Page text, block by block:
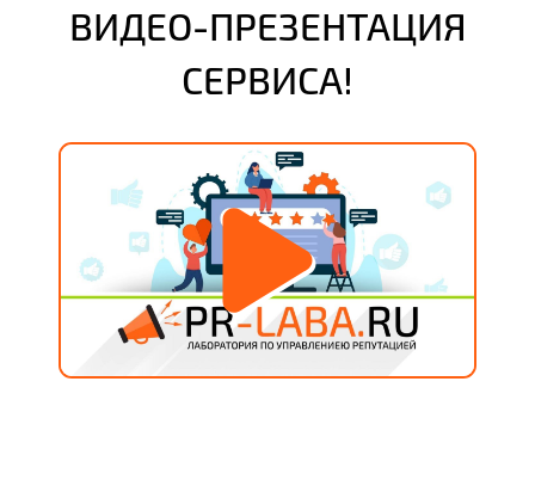
ВИДЕО-ПРЕЗЕНТАЦИЯ
СЕРВИСА!